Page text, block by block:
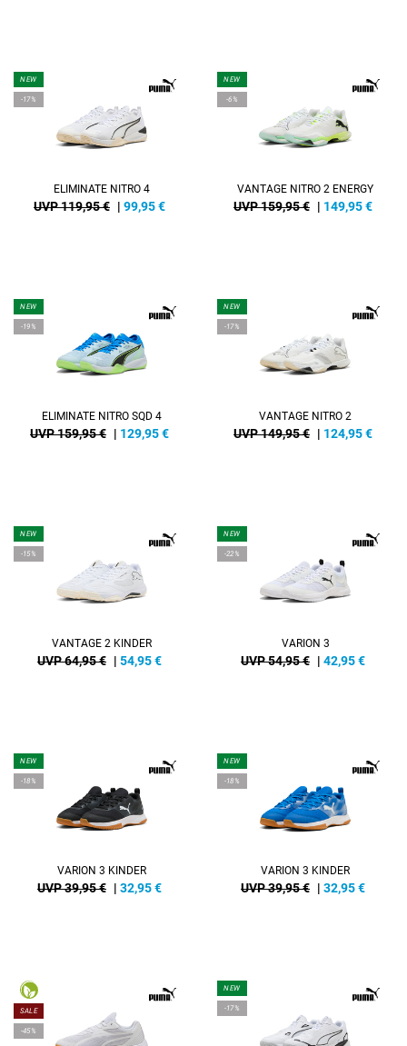
NEW
-17%
ELIMINATE NITRO 4
UVP 119,95 € | 99,95€
NEW
-6%
VANTAGE NITRO 2 ENERGY
UVP 159,95 € | 149,95€
NEW
-19%
ELIMINATE NITRO SQD 4
UVP 159,95 € | 129,95€
NEW
-17%
VANTAGE NITRO 2
UVP 149,95 € | 124,95€
NEW
-15%
VANTAGE 2 KINDER
UVP 64,95 € | 54,95€
NEW
-22%
VARION 3
UVP 54,95 € | 42,95€
NEW
-18%
VARION 3 KINDER
UVP 39,95 € | 32,95€
NEW
-18%
VARION 3 KINDER
UVP 39,95 € | 32,95€
SALE
-45%
NEW
-17%